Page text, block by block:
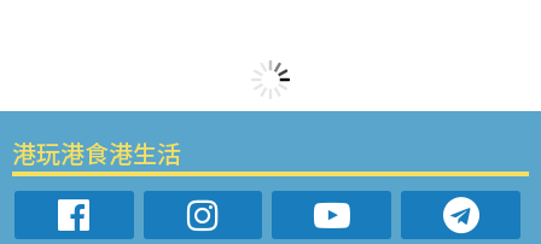
港玩港食港生活